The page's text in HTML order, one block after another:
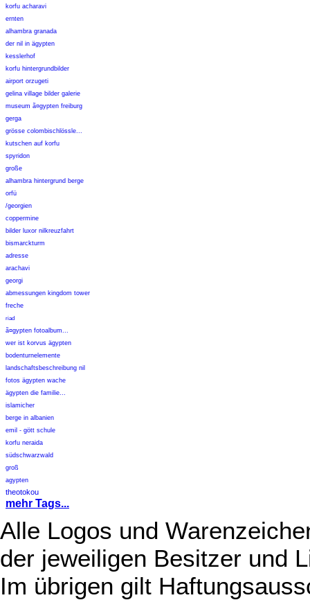
korfu acharavi
ernten
alhambra granada
der nil in ägypten
kesslerhof
korfu hintergrundbilder
airport orzugeti
gelina village bilder galerie
museum ã¤gypten freiburg
gerga
grösse colombischlössle...
kutschen auf korfu
spyridon
große
alhambra hintergrund berge
orfü
/georgien
coppermine
bilder luxor nilkreuzfahrt
bismarckturm
adresse
arachavi
georgi
abmessungen kingdom tower
freche
riad
ã¤gypten fotoalbum...
wer ist korvus ägypten
bodenturnelemente
landschaftsbeschreibung nil
fotos ägypten wache
ägypten die familie...
islamicher
berge in albanien
emil - gött schule
korfu neraida
südschwarzwald
groß
agypten
theotokou
mehr Tags...
Alle Logos und
der jeweiligen Besitzer und
Im übrigen gilt